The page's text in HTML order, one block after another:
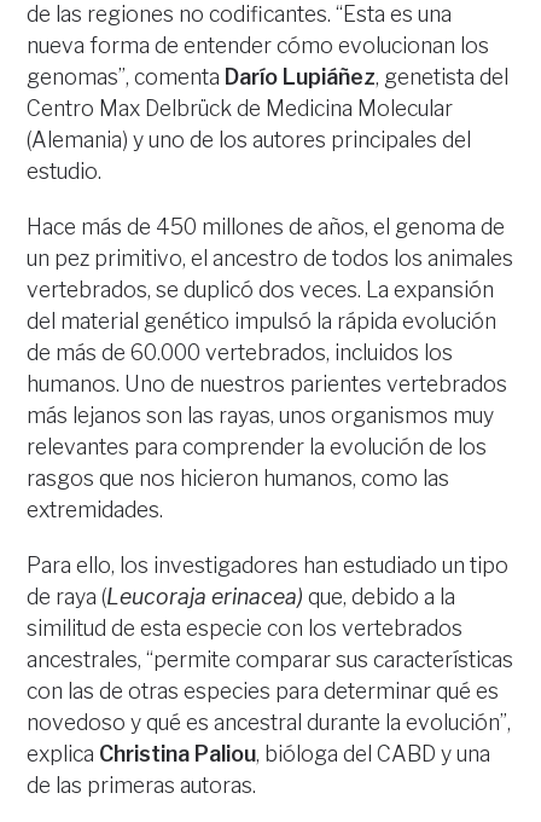
de las regiones no codificantes. “Esta es una
nueva forma de entender cómo evolucionan los
genomas”, comenta Darío Lupiáñez, genetista del
Centro Max Delbrück de Medicina Molecular
(Alemania) y uno de los autores principales del
estudio.
Hace más de 450 millones de años, el genoma de
un pez primitivo, el ancestro de todos los animales
vertebrados, se duplicó dos veces. La expansión
del material genético impulsó la rápida evolución
de más de 60.000 vertebrados, incluidos los
humanos. Uno de nuestros parientes vertebrados
más lejanos son las rayas, unos organismos muy
relevantes para comprender la evolución de los
rasgos que nos hicieron humanos, como las
extremidades.
Para ello, los investigadores han estudiado un tipo
de raya (Leucoraja erinacea)que, debido a la
similitud de esta especie con los vertebrados
ancestrales, “permite comparar sus características
con las de otras especies para determinar qué es
novedoso y qué es ancestral durante la evolución”,
explica Christina Paliou, bióloga del CABD y una
de las primeras autoras.